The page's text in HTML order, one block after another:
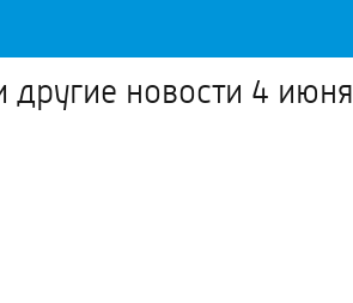
новости 4 июня